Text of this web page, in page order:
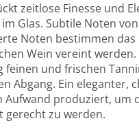
zeitlose Finesse und
Glas. Subtile Noten
Noten bestimmen
Wein vereint
und frischen
Abgang. Ein
Aufwand produziert, um
gerecht zu werden.